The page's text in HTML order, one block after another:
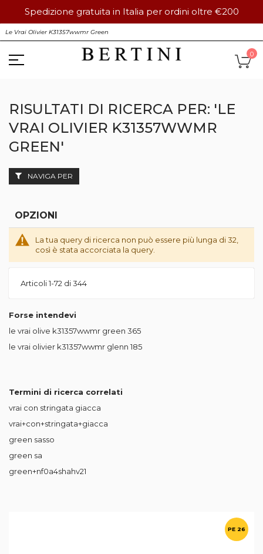
Spedizione gratuita in Italia per ordini oltre €200
al
contenuto
0
RISULTATI DI RICERCA PER: 'LE
VRAI OLIVIER K31357WWMR
GREEN'
La tua query di ricerca non può essere più lunga di 32,
così è stata accorciata la query.
Articoli1-72 di344
Forse intendevi
le vrai olive k31357wwmr green 365
le vrai olivier k31357wwmr glenn 185
Termini di ricerca correlati
vrai con stringata giacca
vrai+con+stringata+giacca
green sasso
green sa
green+nf0a4shahv21
PE 26
NAVIGA PER
OPZIONI